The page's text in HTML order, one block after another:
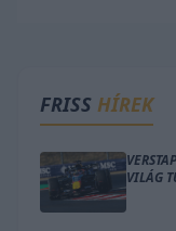
FRISS HÍREK
VILÁG